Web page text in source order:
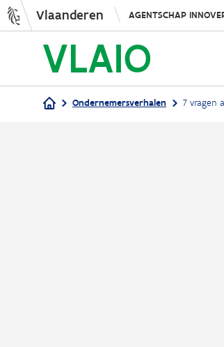
Vlaanderen AGENTSCHAP
Ondernemersverhalen 7 vragen